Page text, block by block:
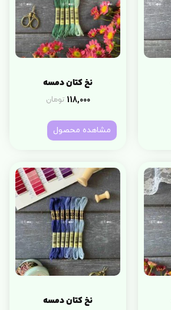
نخ کتان دمسه
118,000 تومان
مشاهده محصول
نخ کتان دمسه